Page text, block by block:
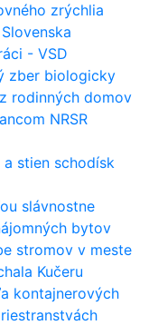
zrýchlia
- VSD
zber biologicky
rodinných domov
NRSR
stien schodísk
slávnostne
bytov
stromov v meste
Kučeru
kontajnerových